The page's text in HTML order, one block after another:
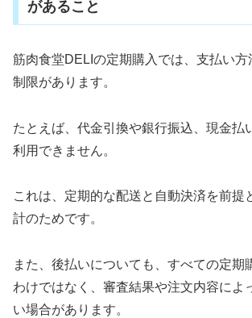
があること
筋肉食堂DELIの定期購入では、支払い
制限があります。
たとえば、代金引換や銀行振込、現金払
利用できません。
これは、定期的な配送と自動決済を前提
計のためです。
また、後払いについても、すべての定期
わけではなく、審査結果や注文内容によ
い場合があります。